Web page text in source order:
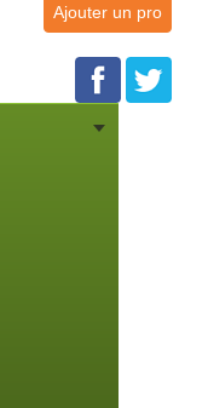
Ajouter un pro